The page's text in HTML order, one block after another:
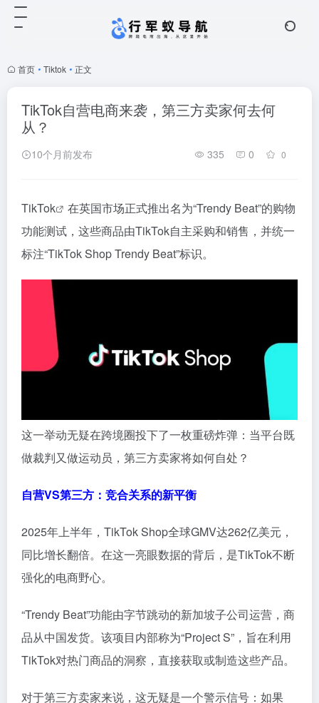
首页 • Tiktok • 正文
TikTok自营电商来袭，第三方卖家何去何
从？
10个月前发布 335 0 0
TikTok
在英国市场正式推出名为“Trendy Beat”的购物
功能测试，这些商品由TikTok自主采购和销售，并统一
标注“TikTok Shop Trendy Beat”标识。
这一举动无疑在跨境圈投下了一枚重磅炸弹：当平台既
做裁判又做运动员，第三方卖家将如何自处？
自营VS第三方：竞合关系的新平衡
2025年上半年，TikTok Shop全球GMV达262亿美元，
同比增长翻倍。在这一亮眼数据的背后，是TikTok不断
强化的电商野心。
“Trendy Beat”功能由字节跳动的新加坡子公司运营，商
品从中国发货。该项目内部称为“Project S”，旨在利用
TikTok对热门商品的洞察，直接获取或制造这些产品。
对于第三方卖家来说，这无疑是一个警示信号：如果